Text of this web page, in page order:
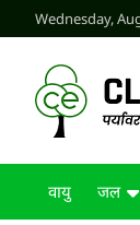
to
Wednesday,
वायु जल